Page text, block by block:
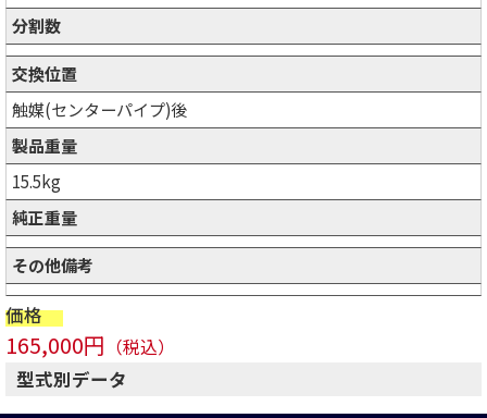
分割数
交換位置
触媒(センターパイプ)後
製品重量
15.5kg
純正重量
その他備考
価格
165,000円 （税込）
型式別データ